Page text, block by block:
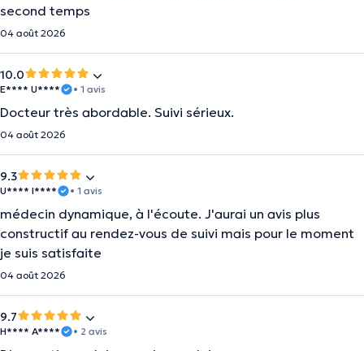
second temps
04 août 2026
10.0
E**** U**** • 1 avis
Docteur très abordable. Suivi sérieux.
04 août 2026
9.3
U**** I**** • 1 avis
médecin dynamique, à l'écoute. J'aurai un avis plus
constructif au rendez-vous de suivi mais pour le moment
je suis satisfaite
04 août 2026
9.7
H**** A**** • 2 avis